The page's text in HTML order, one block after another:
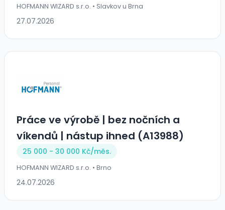
HOFMANN WIZARD s.r.o. • Slavkov u Brna
27.07.2026
Práce ve výrobě | bez nočních a
víkendů | nástup ihned (A13988)
25 000 - 30 000 Kč/měs.
HOFMANN WIZARD s.r.o. • Brno
24.07.2026